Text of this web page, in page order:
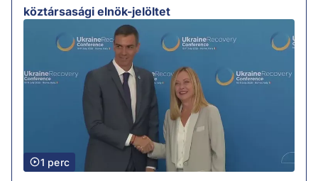
köztársasági elnök-jelöltet
1 perc